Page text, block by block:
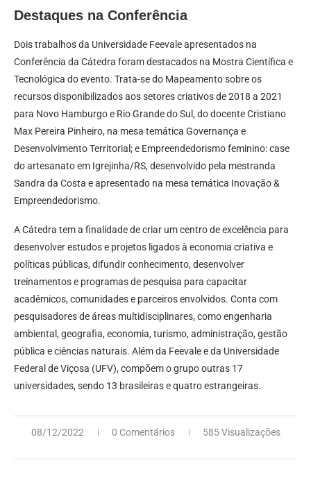
Destaques na Conferência
Dois trabalhos da Universidade Feevale apresentados na
Conferência da Cátedra foram destacados na Mostra Científica e
Tecnológica do evento. Trata-se do Mapeamento sobre os
recursos disponibilizados aos setores criativos de 2018 a 2021
para Novo Hamburgo e Rio Grande do Sul, do docente Cristiano
Max Pereira Pinheiro, na mesa temática Governança e
Desenvolvimento Territorial; e Empreendedorismo feminino: case
do artesanato em Igrejinha/RS, desenvolvido pela mestranda
Sandra da Costa e apresentado na mesa temática Inovação &
Empreendedorismo.
A Cátedra tem a finalidade de criar um centro de excelência para
desenvolver estudos e projetos ligados à economia criativa e
políticas públicas, difundir conhecimento, desenvolver
treinamentos e programas de pesquisa para capacitar
acadêmicos, comunidades e parceiros envolvidos. Conta com
pesquisadores de áreas multidisciplinares, como engenharia
ambiental, geografia, economia, turismo, administração, gestão
pública e ciências naturais. Além da Feevale e da Universidade
Federal de Viçosa (UFV), compõem o grupo outras 17
universidades, sendo 13 brasileiras e quatro estrangeiras.
08/12/2022 0 Comentários 585 Visualizações